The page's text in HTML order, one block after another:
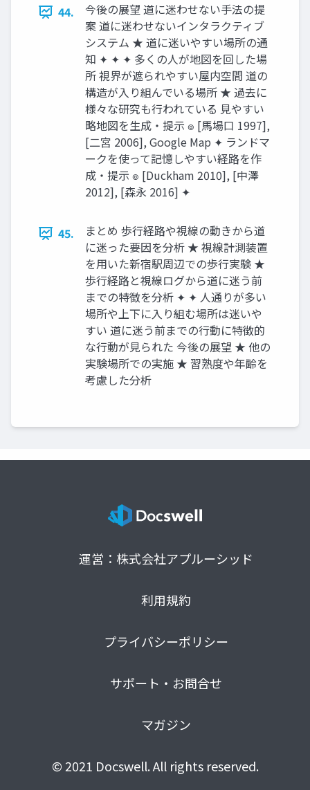
44.
今後の展望 道に迷わせない手法の提
案 道に迷わせないインタラクティブ
システム ★ 道に迷いやすい場所の通
知 ✦ ✦ ✦ 多くの人が地図を回した場
所 視界が遮られやすい屋内空間 道の
構造が入り組んでいる場所 ★ 過去に
様々な研究も行われている 見やすい
略地図を生成・提示 ๏ [馬場口 1997],
[二宮 2006], Google Map ✦ ランドマ
ークを使って記憶しやすい経路を作
成・提示 ๏ [Duckham 2010], [中澤
2012], [森永 2016] ✦
45.
まとめ 歩行経路や視線の動きから道
に迷った要因を分析 ★ 視線計測装置
を用いた新宿駅周辺での歩行実験 ★
歩行経路と視線ログから道に迷う前
までの特徴を分析 ✦ ✦ 人通りが多い
場所や上下に入り組む場所は迷いや
すい 道に迷う前までの行動に特徴的
な行動が見られた 今後の展望 ★ 他の
実験場所での実施 ★ 習熟度や年齢を
考慮した分析
運営：株式会社アプルーシッド
利用規約
プライバシーポリシー
サポート・お問合せ
マガジン
© 2021 Docswell. All rights reserved.